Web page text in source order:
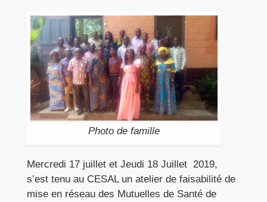
Photo de famille
Mercredi 17 juillet et Jeudi 18 Juillet 2019,
s’est tenu au CESAL un atelier de faisabilité de
mise en réseau des Mutuelles de Santé de